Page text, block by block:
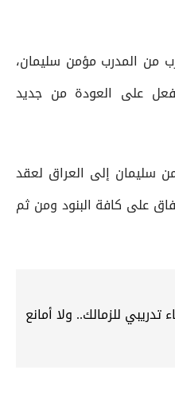
من المدرب مؤمن سليمان،
على العودة من جديد
سليمان إلى العراق لعقد
على كافة البنود ومن ثم
للزمالك.. ولا أمانع